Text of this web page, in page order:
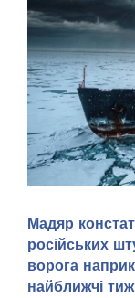
видобутку
Льодовитого
шарами криги й
судноплавства,
Мадяр
російських
ворога
найближчі